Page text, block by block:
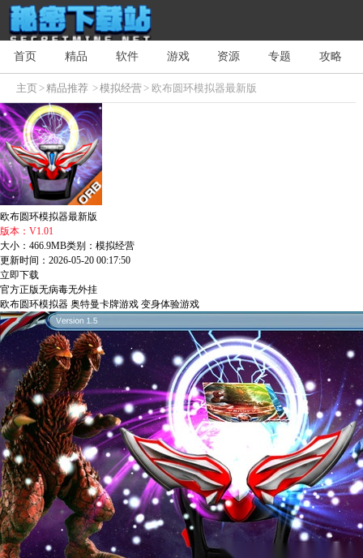
首页 精品 软件 游戏 资源 专题 攻略
主页>精品推荐 >模拟经营> 欧布圆环模拟器最新版
欧布圆环模拟器最新版
版本：V1.01
大小：466.9MB类别：模拟经营
更新时间：2026-05-20 00:17:50
立即下载
官方正版无病毒无外挂
欧布圆环模拟器 奥特曼卡牌游戏 变身体验游戏